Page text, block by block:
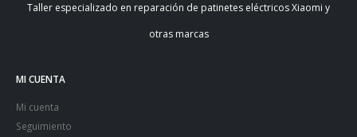
Taller especializado en reparación de patinetes eléctricos Xiaomi y
otras marcas
MI CUENTA
Mi cuenta
Seguimiento